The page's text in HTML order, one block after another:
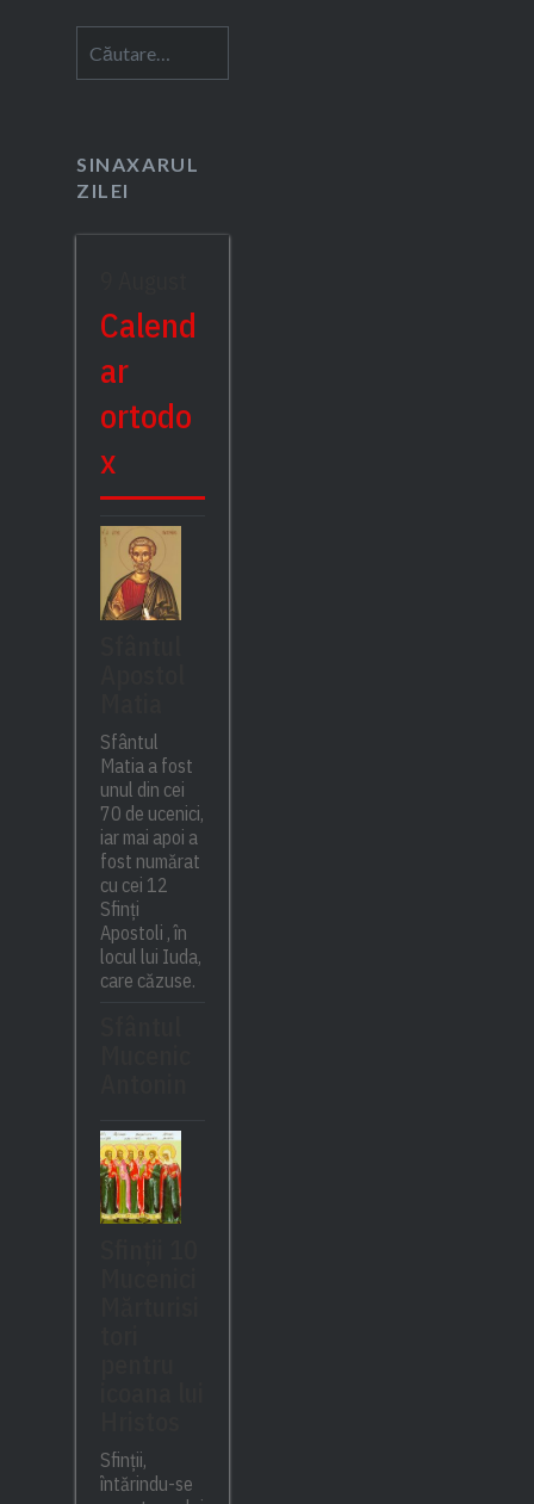
după:
SINAXARUL
ZILEI
Calend
ar
ortodo
x
Sfântul
Matia a fost
unul din cei
70 de ucenici,
iar mai apoi a
fost numărat
cu cei 12
Sfinți
Apostoli , în
locul lui Iuda,
care căzuse.
Sfinții,
întărindu-se